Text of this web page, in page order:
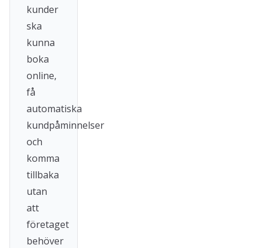
kunder
ska
kunna
boka
online,
få
automatiska
kundpåminnelser
och
komma
tillbaka
utan
att
företaget
behöver